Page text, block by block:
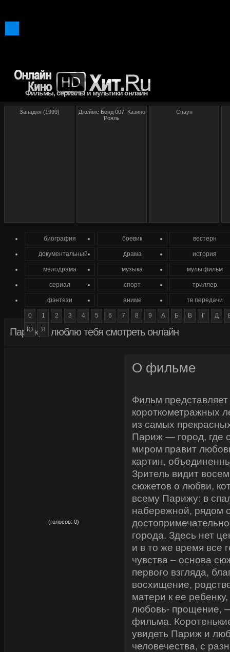
Фильмы, сериалы и мультики онлайн
Париж, я люблю тебя смотреть онлайн
О фильме
Фильм
короткометражных
из самых
Париж — город, где
миром правит
картин,
Зритель видит
сюжетов о любви,
всему Парижу: в
набережной, рядом
города. Здесь нет
и в то же время все
чувства – основа
первого взгляда,
восхищение,
матери к ее
любовь- прощение,
фильма.
увидеть Париж и
человечества, с
(голосов: 0)
биография боевик вестерн
документальный драма история
мелодрама музыка мультфильм
сериал спорт триллер
фэнтези аниме тв передачи
0 1 2 3 4 5 6 7 8 9 А Б В Г Д
Ю
Я
Западня (1999)
Джеймс Бонд 007: Казино
Рояль
Спаун